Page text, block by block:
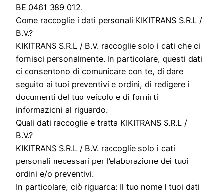
BE 0461 389 012.
Come raccoglie i dati personali KIKITRANS S.R.L /
B.V.?
KIKITRANS S.R.L / B.V. raccoglie solo i dati che ci
fornisci personalmente. In particolare, questi dati
ci consentono di comunicare con te, di dare
seguito ai tuoi preventivi e ordini, di redigere i
documenti del tuo veicolo e di fornirti
informazioni al riguardo.
Quali dati raccoglie e tratta KIKITRANS S.R.L /
B.V.?
KIKITRANS S.R.L / B.V. raccoglie solo i dati
personali necessari per l’elaborazione dei tuoi
ordini e/o preventivi.
In particolare, ciò riguarda: Il tuo nome I tuoi dati